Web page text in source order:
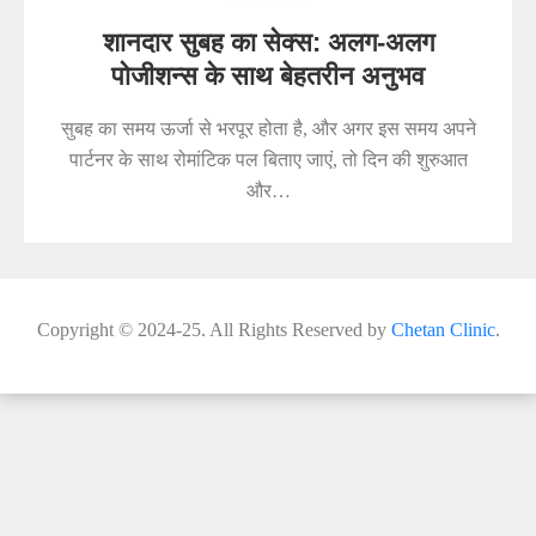
शानदार सुबह का सेक्स: अलग-अलग
पोजीशन्स के साथ बेहतरीन अनुभव
सुबह का समय ऊर्जा से भरपूर होता है, और अगर इस समय अपने
पार्टनर के साथ रोमांटिक पल बिताए जाएं, तो दिन की शुरुआत
और…
Copyright © 2024-25. All Rights Reserved by Chetan Clinic.